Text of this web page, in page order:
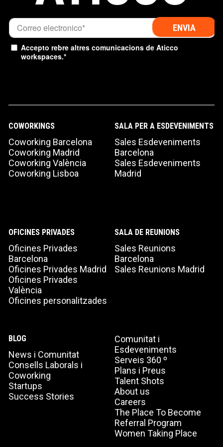
Accepto rebre altres comunicacions de Aticco
workspaces.*
COWORKINGS
Coworking Barcelona
Coworking Madrid
Coworking València
Coworking Lisboa
SALA PER A ESDEVENIMENTS
Sales Esdeveniments
Barcelona
Sales Esdeveniments
Madrid
OFICINES PRIVADES
Oficines Privades
Barcelona
Oficines Privades Madrid
Oficines Privades
València
Oficines personalitzades
SALA DE REUNIONS
Sales Reunions
Barcelona
Sales Reunions Madrid
BLOG
News i Comunitat
Consells Laborals i
Coworking
Startups
Success Stories
Comunitat i
Esdeveniments
Serveis 360 º
Plans i Preus
Talent Shots
About us
Careers
The Place To Become
Referral Program
Women Taking Place